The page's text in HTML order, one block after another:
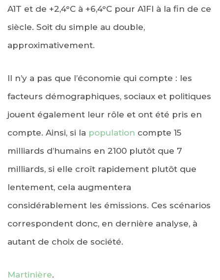
A1T et de +2,4°C à +6,4°C pour A1FI à la fin de ce
siècle. Soit du simple au double,
approximativement.
Il n’y a pas que l’économie qui compte : les
facteurs démographiques, sociaux et politiques
jouent également leur rôle et ont été pris en
compte. Ainsi, si la population compte 15
milliards d’humains en 2100 plutôt que 7
milliards, si elle croît rapidement plutôt que
lentement, cela augmentera
considérablement les émissions. Ces scénarios
correspondent donc, en dernière analyse, à
autant de choix de société.
Martinière.